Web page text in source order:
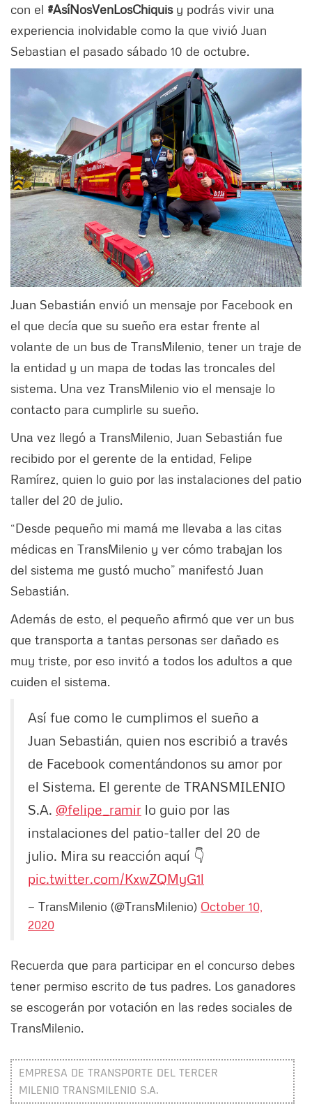
con el #AsíNosVenLosChiquisy podrás vivir una
experiencia inolvidable como la que vivió Juan
Sebastian el pasado sábado 10 de octubre.
Juan Sebastián envió un mensaje por Facebook en
el que decía que su sueño era estar frente al
volante de un bus de TransMilenio, tener un traje de
la entidad y un mapa de todas las troncales del
sistema. Una vez TransMilenio vio el mensaje lo
contacto para cumplirle su sueño.
Una vez llegó a TransMilenio, Juan Sebastián fue
recibido por el gerente de la entidad, Felipe
Ramírez, quien lo guio por las instalaciones del patio
taller del 20 de julio.
“Desde pequeño mi mamá me llevaba a las citas
médicas en TransMilenio y ver cómo trabajan los
del sistema me gustó mucho” manifestó Juan
Sebastián.
Además de esto, el pequeño afirmó que ver un bus
que transporta a tantas personas ser dañado es
muy triste, por eso invitó a todos los adultos a que
cuiden el sistema.
Así fue como le cumplimos el sueño a
Juan Sebastián, quien nos escribió a través
de Facebook comentándonos su amor por
el Sistema. El gerente de TRANSMILENIO
S.A. @felipe_ramir lo guio por las
instalaciones del patio-taller del 20 de
julio. Mira su reacción aquí 👇
pic.twitter.com/KxwZQMyG1l
— TransMilenio (@TransMilenio) October 10,
2020
Recuerda que para participar en el concurso debes
tener permiso escrito de tus padres. Los ganadores
se escogerán por votación en las redes sociales de
TransMilenio.
EMPRESA DE TRANSPORTE DEL TERCER
MILENIO TRANSMILENIO S.A.